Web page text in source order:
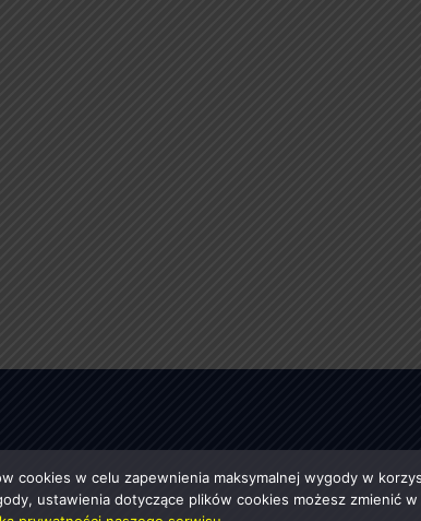
cookies w celu zapewnienia maksymalnej wygody w
ustawienia dotyczące plików cookies możesz zmienić